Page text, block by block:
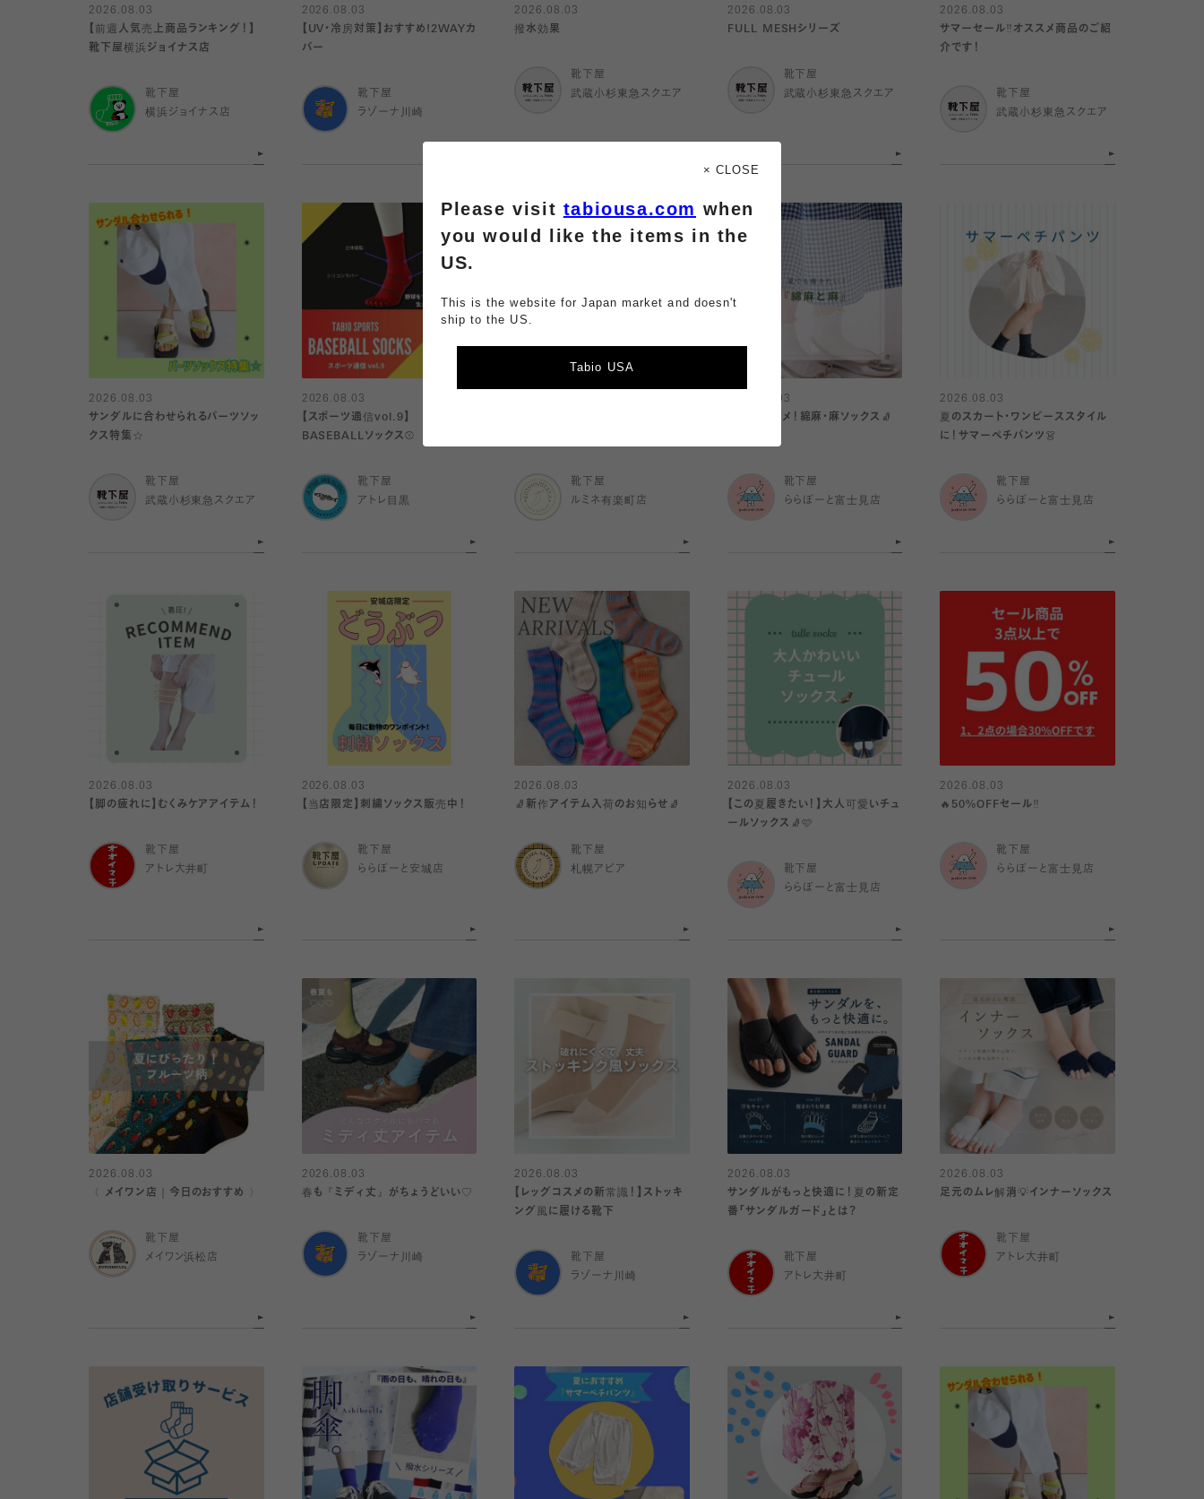
2026.08.03
【前週人気売上商品ランキング！】
靴下屋横浜ジョイナス店
靴下屋
横浜ジョイナス店
2026.08.03
【UV・冷房対策】おすすめ!2WAYカ
バー
靴下屋
ラゾーナ川崎
2026.08.03
撥水効果
靴下屋
武蔵小杉東急スクエア
2026.08.03
FULL MESHシリーズ
靴下屋
武蔵小杉東急スクエア
2026.08.03
サマーセール‼︎オススメ商品のご紹
介です！
靴下屋
武蔵小杉東急スクエア
2026.08.03
サンダルに合わせられるパーツソッ
クス特集☆
靴下屋
武蔵小杉東急スクエア
2026.08.03
【スポーツ通信vol.9】
BASEBALLソックス⚾️
靴下屋
アトレ目黒
靴下屋
ルミネ有楽町店
2026.08.03
夏にオススメ！綿麻・麻ソックス🧦
靴下屋
ららぽーと富士見店
2026.08.03
夏のスカート・ワンピーススタイル
に！サマーペチパンツ👗
靴下屋
ららぽーと富士見店
2026.08.03
【脚の疲れに】むくみケアアイテム！
靴下屋
アトレ大井町
2026.08.03
【当店限定】刺繍ソックス販売中！
靴下屋
ららぽーと安城店
2026.08.03
🧦新作アイテム入荷のお知らせ🧦
靴下屋
札幌アピア
2026.08.03
【この夏履きたい！】大人可愛いチュ
ールソックス🧦🩷
靴下屋
ららぽーと富士見店
2026.08.03
🔥50%OFFセール‼️
靴下屋
ららぽーと富士見店
2026.08.03
〈 メイワン店｜今日のおすすめ 〉
靴下屋
メイワン浜松店
2026.08.03
春も『ミディ丈』がちょうどいい♡
靴下屋
ラゾーナ川崎
2026.08.03
【レッグコスメの新常識！】ストッキ
ング風に履ける靴下
靴下屋
ラゾーナ川崎
2026.08.03
サンダルがもっと快適に！夏の新定
番「サンダルガード」とは？
靴下屋
アトレ大井町
2026.08.03
足元のムレ解消💡インナーソックス
靴下屋
アトレ大井町
× CLOSE
Please visit tabiousa.com when
you would like the items in the
US.
This is the website for Japan market and doesn't
ship to the US.
Tabio USA